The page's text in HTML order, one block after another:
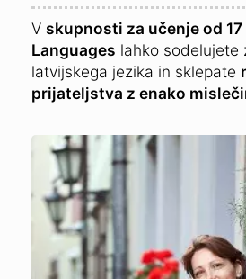
V skupnosti za učenje od
Languages lahko sodelujete
latvijskega jezika in sklepate
prijateljstva z enako